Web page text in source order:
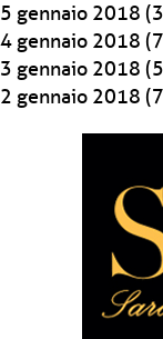
5 gennaio 2018
4 gennaio 2018
3 gennaio 2018
2 gennaio 2018